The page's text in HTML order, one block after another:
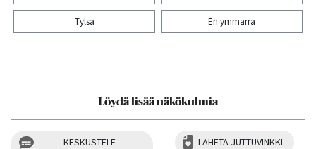
Tylsä En ymmärrä
Löydä lisää näkökulmia
KESKUSTELE
LÄHETÄ JUTTUVINKKI